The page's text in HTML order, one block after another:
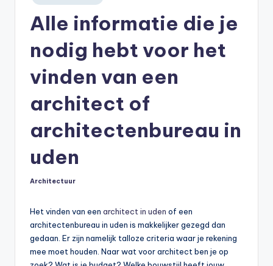
in
Alle informatie die je
nodig hebt voor het
vinden van een
architect of
architectenbureau in
uden
Geplaatst
Architectuur
Het vinden van een architect in uden of een
architectenbureau in uden is makkelijker gezegd dan
gedaan. Er zijn namelijk talloze criteria waar je rekening
mee moet houden. Naar wat voor architect ben je op